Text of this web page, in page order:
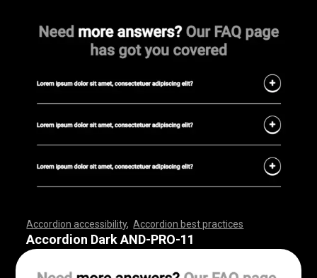
Accordion accessibility ,Accordion best practices
,,,,,,,,,,,,,,,,,,,,,,,, ,,,,,,,,,,,,,,,,,,,,,,,,,,,
,,,,,,,,,,,,,,,,,,,,,,,, ,,
Accordion Dark AND-PRO-11